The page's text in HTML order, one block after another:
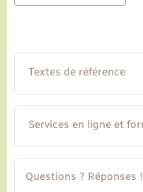
Textes de référence
Services en ligne et
Questions ? Réponses !